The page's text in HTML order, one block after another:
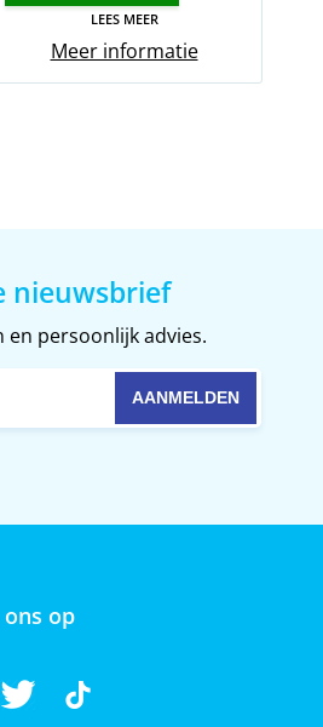
LEES MEER
Meer informatie
nieuwsbrief
en persoonlijk advies.
ons op